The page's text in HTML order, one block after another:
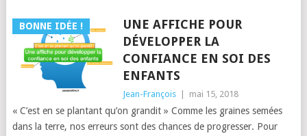
BONNE IDÉE !
UNE AFFICHE POUR
DÉVELOPPER LA
CONFIANCE EN SOI DES
ENFANTS
Jean-François mai 15, 2018
« C’est en se plantant qu’on grandit » Comme les graines semées
dans la terre, nos erreurs sont des chances de progresser. Pour